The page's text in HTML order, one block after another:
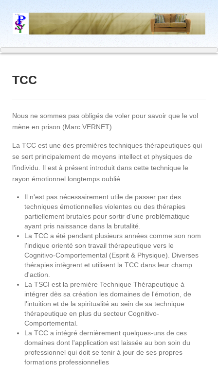
TCC
Nous ne sommes pas obligés de voler pour savoir que le vol
mène en prison (Marc VERNET).
La TCC est une des premières techniques thérapeutiques qui
se sert principalement de moyens intellect et physiques de
l'individu. Il est à présent introduit dans cette technique le
rayon émotionnel longtemps oublié.
Il n'est pas nécessairement utile de passer par des
techniques émotionnelles violentes ou des thérapies
partiellement brutales pour sortir d'une problématique
ayant pris naissance dans la brutalité.
La TCC a été pendant plusieurs années comme son nom
l'indique orienté son travail thérapeutique vers le
Cognitivo-Comportemental (Esprit & Physique). Diverses
thérapies intègrent et utilisent la TCC dans leur champ
d'action.
La TSCI est la première Technique Thérapeutique à
intégrer dès sa création les domaines de l'émotion, de
l'intuition et de la spiritualité au sein de sa technique
thérapeutique en plus du secteur Cognitivo-
Comportemental.
La TCC a intégré dernièrement quelques-uns de ces
domaines dont l'application est laissée au bon soin du
professionnel qui doit se tenir à jour de ses propres
formations professionnelles